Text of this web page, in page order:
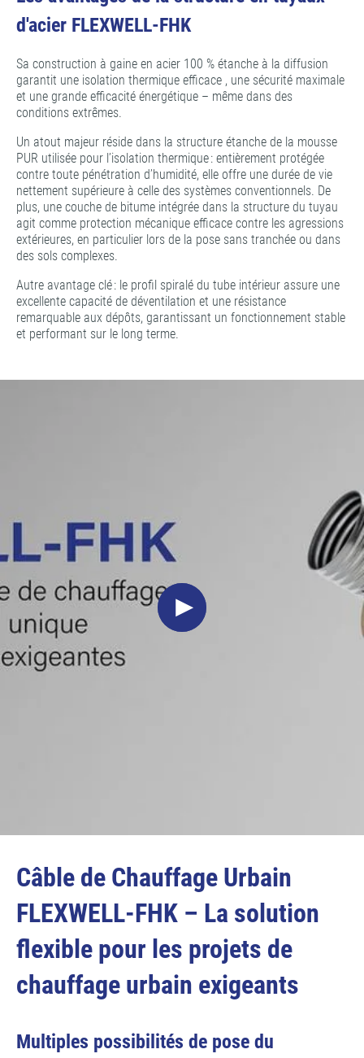
d'acier FLEXWELL-FHK
Sa construction à gaine en acier 100 % étanche à la diffusion
garantit une isolation thermique efficace , une sécurité maximale
et une grande efficacité énergétique – même dans des
conditions extrêmes.
Un atout majeur réside dans la structure étanche de la mousse
PUR utilisée pour l’isolation thermique : entièrement protégée
contre toute pénétration d’humidité, elle offre une durée de vie
nettement supérieure à celle des systèmes conventionnels. De
plus, une couche de bitume intégrée dans la structure du tuyau
agit comme protection mécanique efficace contre les agressions
extérieures, en particulier lors de la pose sans tranchée ou dans
des sols complexes.
Autre avantage clé : le profil spiralé du tube intérieur assure une
excellente capacité de déventilation et une résistance
remarquable aux dépôts, garantissant un fonctionnement stable
et performant sur le long terme.
Câble de Chauffage Urbain
FLEXWELL-FHK – La solution
flexible pour les projets de
chauffage urbain exigeants
Multiples possibilités de pose du